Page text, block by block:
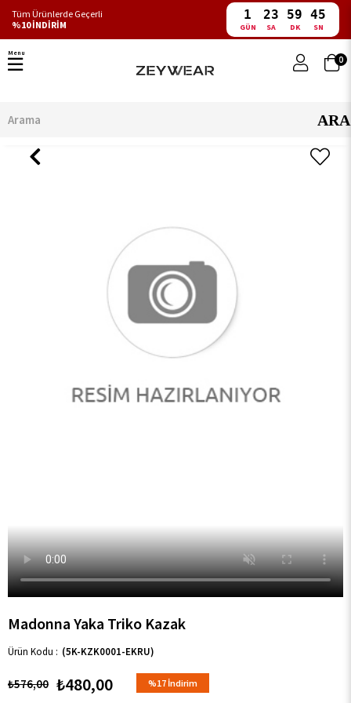
Tüm Ürünlerde Geçerli
%10 İNDİRİM
1
GÜN
23
SA
59
DK
45
SN
0
Menu
Madonna Yaka Triko Kazak
(5K-KZK0001-EKRU)
₺576,00 ₺480,00 %17 İndirim